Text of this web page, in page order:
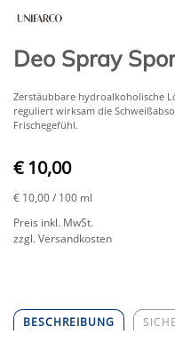
Deo Spray
​Zerstäubbare hydroalkoholische
reguliert wirksam die
Frischegefühl.
€ 10,00
€ 10,00/ 100 ml
Preis inkl. MwSt.
zzgl. Versandkosten
BESCHREIBUNG